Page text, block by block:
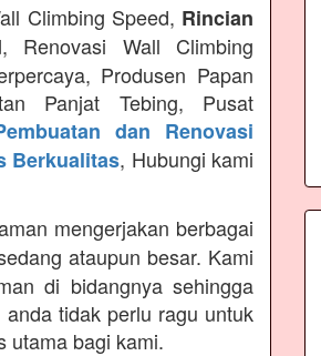
Climbing Speed, Rincian
, Renovasi Wall Climbing
Produsen Papan
Panjat Tebing, Pusat
dan Renovasi
Berkualitas, Hubungi kami
mengerjakan berbagai
ataupun besar. Kami
di bidangnya sehingga
tidak perlu ragu untuk
utama bagi kami.